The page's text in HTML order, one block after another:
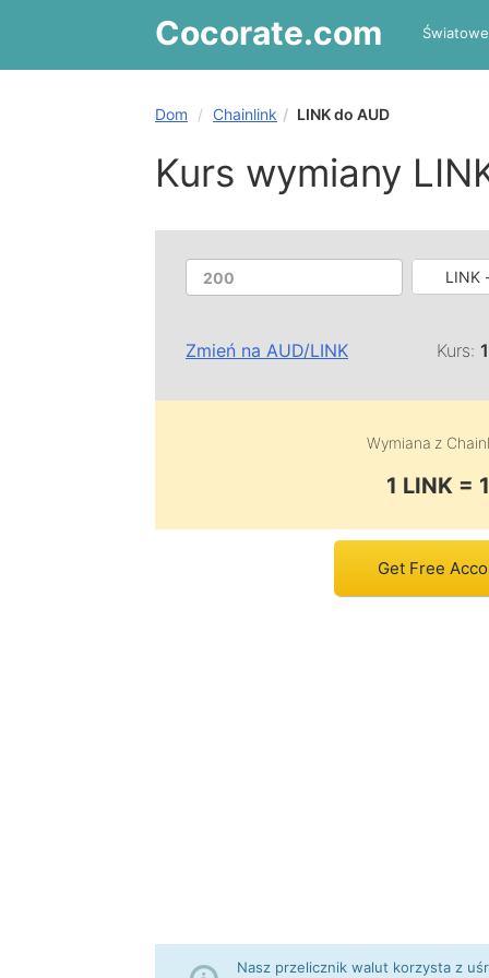
Cocorate.com
Dom Chainlink LINK do AUD
Kurs wymiany
LINK
Zmień na AUD/LINK Kurs:
Wymiana z
1 LINK =
Get Free
Nasz przelicznik walut korzysta z